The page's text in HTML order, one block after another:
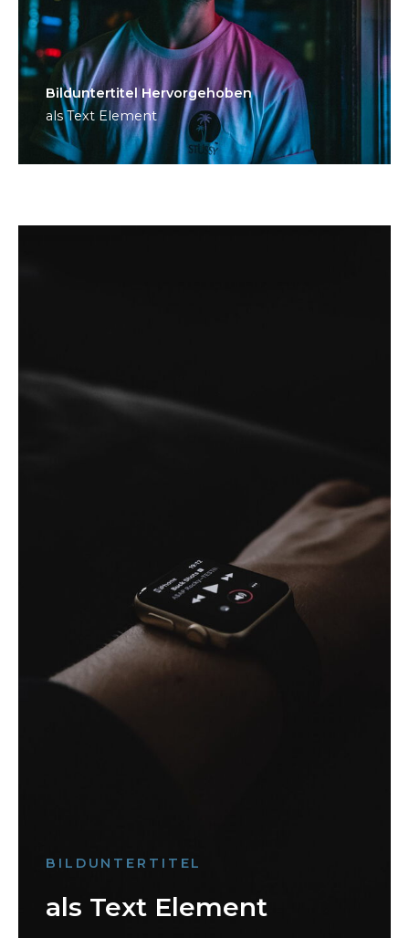
Bild­unter­titel Hervorgehoben
als Text Element
BILDUNTERTITEL
als Text Element